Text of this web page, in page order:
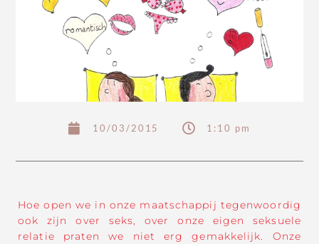
10/03/2015 1:10 pm
Hoe open we in onze maatschappij tegenwoordig
ook zijn over seks, over onze eigen seksuele
relatie praten we niet erg gemakkelijk. Onze